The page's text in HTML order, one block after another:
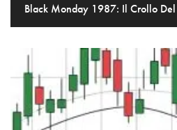
Black Monday 1987: Il Crollo